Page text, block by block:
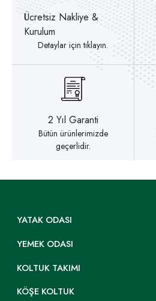
Ücretsiz Nakliye &
Kurulum
Detaylar için tıklayın.
2 Yıl Garanti
Bütün ürünlerimizde
geçerlidir.
YATAK ODASI
YEMEK ODASI
KOLTUK TAKIMI
KÖŞE KOLTUK